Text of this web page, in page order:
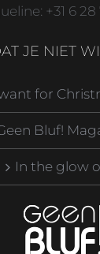
+31 6
JE NIET
for
Bluf!
In the glow